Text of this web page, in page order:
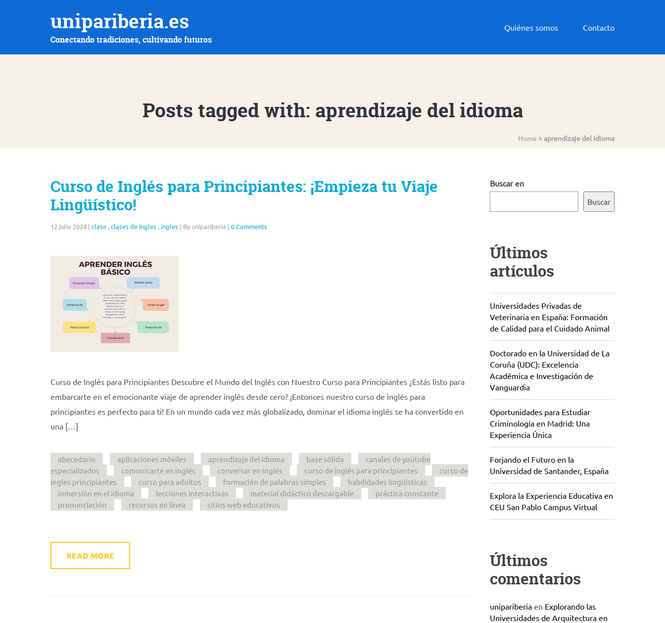
unipariberia.es
Conectando tradiciones, cultivando futuros
Quiénes somos Contacto
Posts tagged with: aprendizaje del idioma
Home aprendizaje del idioma
Curso de Inglés para Principiantes: ¡Empieza tu Viaje
Lingüístico!
12 julio 2024 | clase ,clases de ingles , ingles | By unipariberia | 0 Comments
Curso de Inglés para Principiantes Descubre el Mundo del Inglés con Nuestro Curso para Principiantes ¿Estás listo para
embarcarte en el emocionante viaje de aprender inglés desde cero? ¡Entonces nuestro curso de inglés para
principiantes es perfecto para ti! En un mundo cada vez más globalizado, dominar el idioma inglés se ha convertido en
una […]
abecedario aplicaciones móviles aprendizaje del idioma base sólida
canales de youtube
especializados
comunicarte en inglés conversar en inglés curso de inglés para principiantes
curso de
ingles principiantes
curso para adultos formación de palabras simples
habilidades lingüísticas
inmersión en el idioma
lecciones interactivas material didáctico descargable
práctica constante
pronunciación
recursos en línea sitios web educativos
READ MORE
Buscar en
Buscar
Últimos
artículos
Universidades Privadas de
Veterinaria en España: Formación
de Calidad para el Cuidado Animal
Doctorado en la Universidad de La
Coruña (UDC): Excelencia
Académica e Investigación de
Vanguardia
Oportunidades para Estudiar
Criminología en Madrid: Una
Experiencia Única
Forjando el Futuro en la
Universidad de Santander, España
Explora la Experiencia Educativa en
CEU San Pablo Campus Virtual
Últimos
comentarios
unipariberiaen Explorando las
Universidades de Arquitectura en